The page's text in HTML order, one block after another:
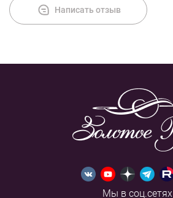
Написать отзыв
Мы в соц.сетях